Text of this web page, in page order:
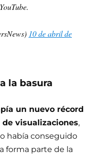
10 de abril de
la basura
un nuevo récord
visualizaciones,
había conseguido
forma parte de la